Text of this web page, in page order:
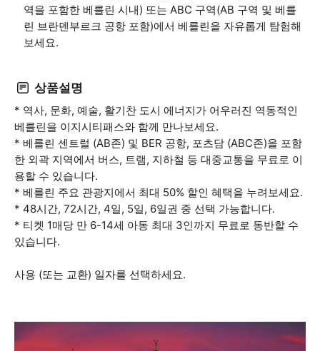
역을 포함한 베를린 시내) 또는 ABC 구역(AB 구역 및 베를
린 브란덴부르크 공항 포함)에서 베를린을 자유롭게 탐험해
보세요.
상품설명
* 역사, 문화, 예술, 활기찬 도시 에너지가 어우러진 역동적인
베를린을 이지시티패스와 함께 만나보세요.
* 베를린 센트럴 (AB존) 및 BER 공항, 포츠담 (ABC존)을 포함
한 외곽 지역에서 버스, 트램, 지하철 등 대중교통을 무료로 이
용할 수 있습니다.
* 베를린 주요 관광지에서 최대 50% 할인 혜택을 누려보세요.
* 48시간, 72시간, 4일, 5일, 6일권 중 선택 가능합니다.
* 티켓 1매당 만 6-14세 아동 최대 3인까지 무료로 동반할 수
있습니다.
사용 (또는 교환) 일자를 선택하세요.